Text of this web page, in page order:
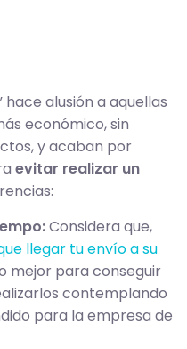
hace alusión a aquellas
económico, sin
y acaban por
evitar realizar un
Considera que,
llegar tu envío a su
mejor para conseguir
contemplando
para la empresa de